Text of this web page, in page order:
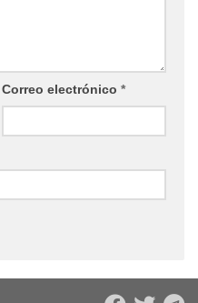
Correo electrónico*